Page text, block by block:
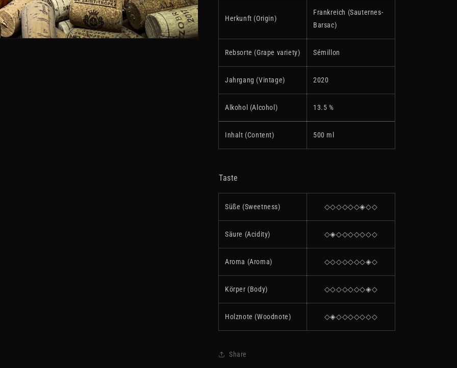
Herkunft (Origin)
Frankreich (Sauternes-
Barsac)
Rebsorte (Grape variety) Sémillon
Jahrgang (Vintage) 2020
Alkohol (Alcohol) 13.5 %
Inhalt (Content) 500 ml
Taste
Süße (Sweetness) ◇◇◇◇◇◇◈◇◇
Säure (Acidity) ◇◈◇◇◇◇◇◇◇
Aroma (Aroma) ◇◇◇◇◇◇◇◈◇
Körper (Body) ◇◇◇◇◇◇◇◈◇
Holznote (Woodnote) ◇◈◇◇◇◇◇◇◇
Share